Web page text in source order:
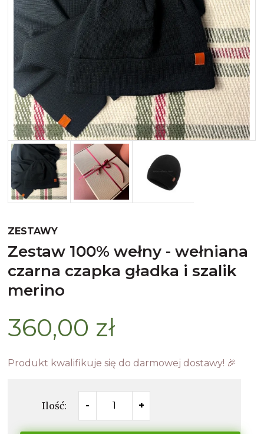
ZESTAWY
zestaw 100% wełny - wełniana
czarna czapka gładka i szalik
merino
360,00 zł
Produkt kwalifikuje się do darmowej dostawy! 🎉
Ilość: - +
Merynos trekking
Merynos bezuciskowe
Kaszmir
Kaszmir stopki
Bawełna
Bawełna egipska maco
Bawełna merceryzowana
Kropki
Paski